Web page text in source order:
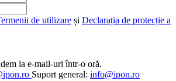
de utilizare și Declarația de protecție a
la e-mail-uri într-o oră.
Suport general: info@ipon.ro